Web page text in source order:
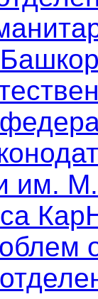
им.